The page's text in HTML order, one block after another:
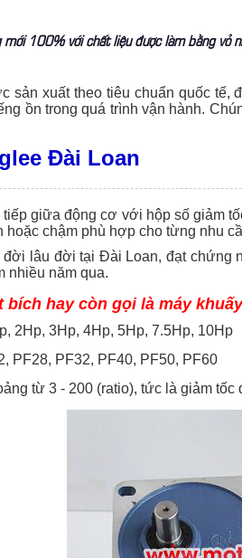
100% với chất liệu được làm bằng
sản xuất theo tiêu chuẩn quốc tế,
ồn trong quá trình vận hành.
Đài Loan
giữa động cơ với hộp số giảm
chậm phù hợp cho từng nhu
đời lâu đời tại Đài Loan, đạt chứng
nhiều năm qua.
bích hay còn gọi là máy
2Hp, 3Hp, 4Hp, 5Hp, 7.5Hp, 10Hp
PF28, PF32, PF40, PF50, PF60
từ 3 - 200 (ratio), tức là giảm tốc